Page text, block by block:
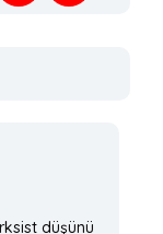
düşünü